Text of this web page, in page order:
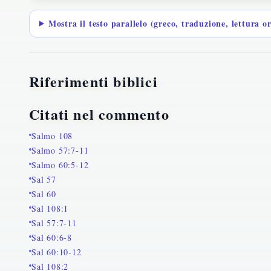
Mostra il testo parallelo (greco, traduzione, lettura
Riferimenti biblici
Citati nel commento
Salmo 108
Salmo 57:7-11
Salmo 60:5-12
Sal 57
Sal 60
Sal 108:1
Sal 57:7-11
Sal 60:6-8
Sal 60:10-12
Sal 108:2